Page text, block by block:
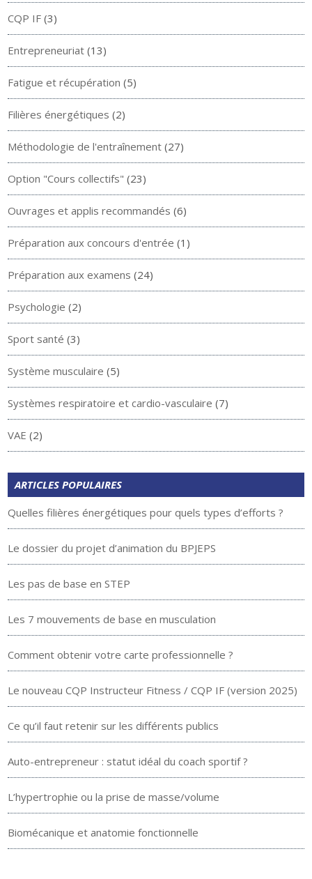
CQP IF (3)
Entrepreneuriat (13)
Fatigue et récupération (5)
Filières énergétiques (2)
Méthodologie de l'entraînement (27)
Option "Cours collectifs" (23)
Ouvrages et applis recommandés (6)
Préparation aux concours d'entrée (1)
Préparation aux examens (24)
Psychologie (2)
Sport santé (3)
Système musculaire (5)
Systèmes respiratoire et cardio-vasculaire (7)
VAE (2)
ARTICLES POPULAIRES
Quelles filières énergétiques pour quels types d’efforts ?
Le dossier du projet d’animation du BPJEPS
Les pas de base en STEP
Les 7 mouvements de base en musculation
Comment obtenir votre carte professionnelle ?
Le nouveau CQP Instructeur Fitness / CQP IF (version 2025)
Ce qu’il faut retenir sur les différents publics
Auto-entrepreneur : statut idéal du coach sportif ?
L’hypertrophie ou la prise de masse/volume
Biomécanique et anatomie fonctionnelle